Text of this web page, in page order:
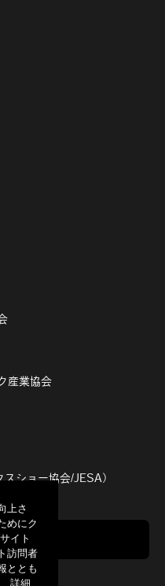
上さ
めにク
イト
訪問者
ととも
詳細
産業協会
ショー協会/JESA）